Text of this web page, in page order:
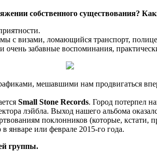
собственного существования?
с визами, ломающийся транспорт,
забавные воспоминания,
мешавшими нам продвигаться
Small Stone Records. Город потерпел
лэйбла. Выход нашего альбома
поклонников (которые,
январе или феврале 2015-го года.
группы.